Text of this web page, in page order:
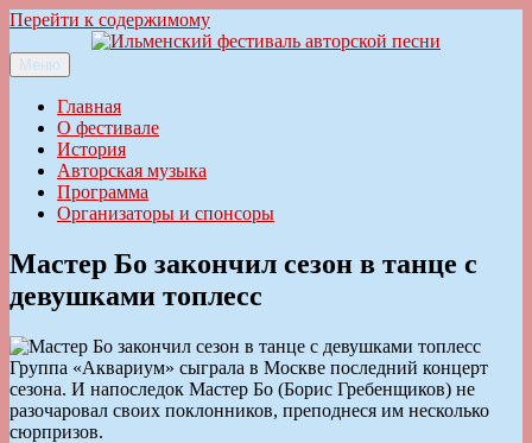
Перейти к содержимому
Ильменский фестиваль авторской песни
Меню
Главная
О фестивале
История
Авторская музыка
Программа
Организаторы и спонсоры
Мастер Бо закончил сезон в танце с
девушками топлесс
Группа «Аквариум» сыграла в Москве последний концерт
сезона. И напоследок Мастер Бо (Борис Гребенщиков) не
разочаровал своих поклонников, преподнеся им несколько
сюрпризов.